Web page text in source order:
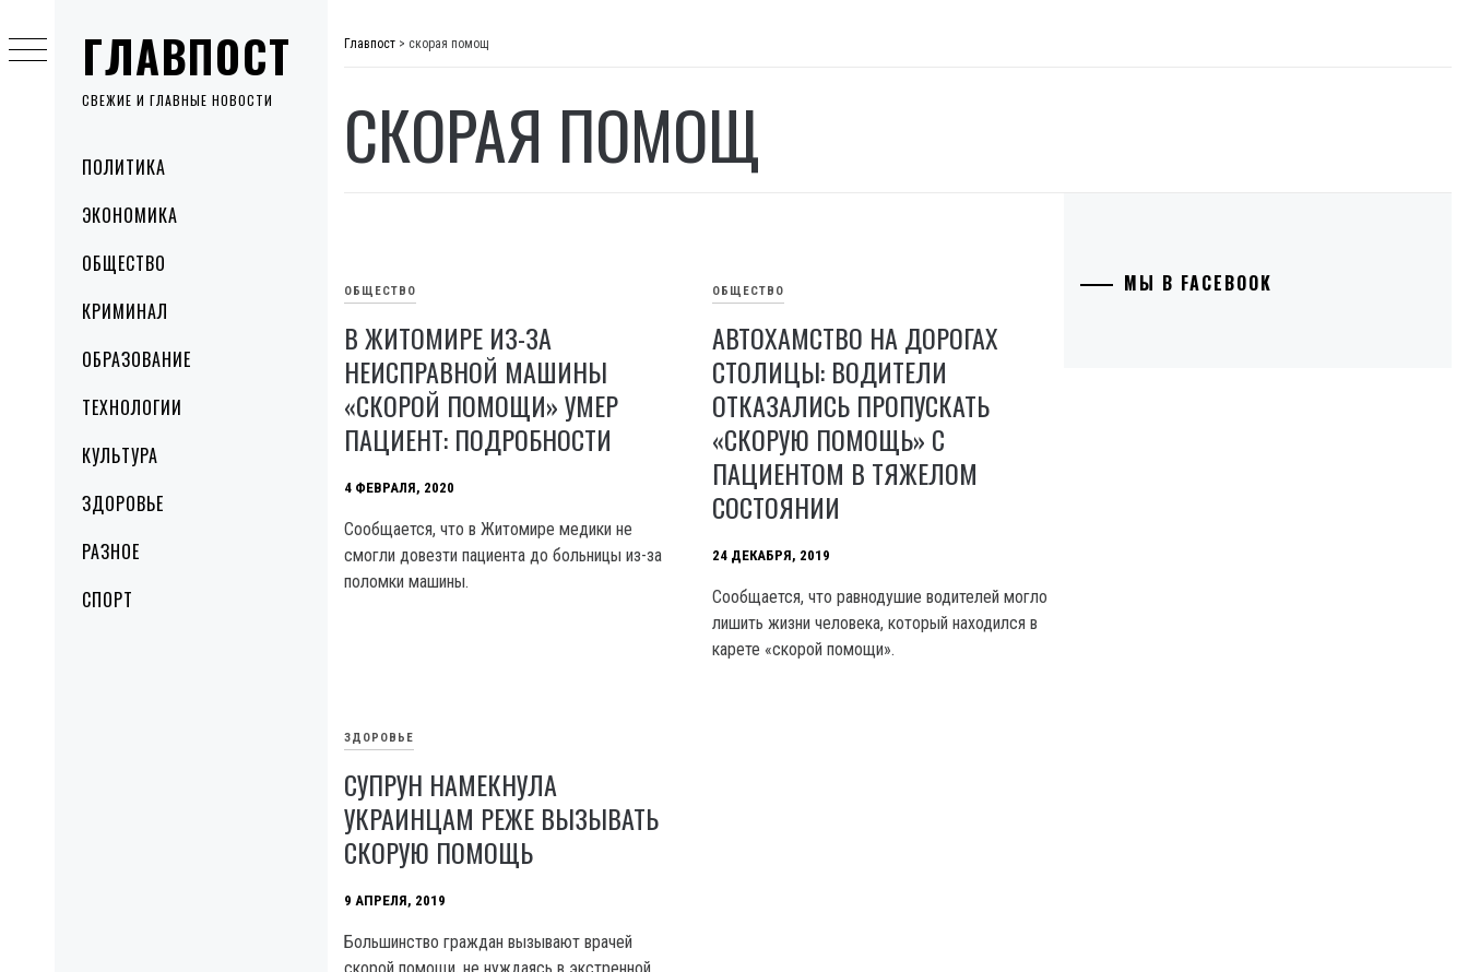
ГЛАВПОСТ
СВЕЖИЕ И ГЛАВНЫЕ НОВОСТИ
MenuПОЛИТИКА
ЭКОНОМИКА
ОБЩЕСТВО
КРИМИНАЛ
ОБРАЗОВАНИЕ
ТЕХНОЛОГИИ
КУЛЬТУРА
ЗДОРОВЬЕ
РАЗНОЕ
СПОРТ
to
content
Главпост > скорая помощ
СКОРАЯ ПОМОЩ
ОБЩЕСТВО
В ЖИТОМИРЕ ИЗ-ЗА
НЕИСПРАВНОЙ МАШИНЫ
«СКОРОЙ ПОМОЩИ» УМЕР
ПАЦИЕНТ: ПОДРОБНОСТИ
4 ФЕВРАЛЯ, 2020
Сообщается, что в Житомире медики не
смогли довезти пациента до больницы из-за
поломки машины.
ОБЩЕСТВО
АВТОХАМСТВО НА ДОРОГАХ
СТОЛИЦЫ: ВОДИТЕЛИ
ОТКАЗАЛИСЬ ПРОПУСКАТЬ
«СКОРУЮ ПОМОЩЬ» С
ПАЦИЕНТОМ В ТЯЖЕЛОМ
СОСТОЯНИИ
24 ДЕКАБРЯ, 2019
Сообщается, что равнодушие водителей могло
лишить жизни человека, который находился в
карете «скорой помощи».
ЗДОРОВЬЕ
СУПРУН НАМЕКНУЛА
УКРАИНЦАМ РЕЖЕ ВЫЗЫВАТЬ
СКОРУЮ ПОМОЩЬ
9 АПРЕЛЯ, 2019
Большинство граждан вызывают врачей
МЫ В FACEBOOK